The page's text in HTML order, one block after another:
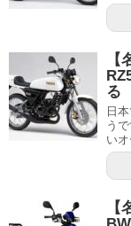
る
日
う
い